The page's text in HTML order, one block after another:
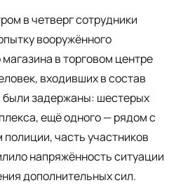
в четверг сотрудники
вооружённого
в торговом центре
входивших в состав
были задержаны: шестерых
ещё одного — рядом с
часть участников
напряжённость ситуации
дополнительных сил.